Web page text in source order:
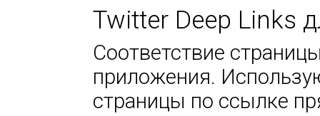
Twitter Deep Links
Соответствие
приложения.
страницы по ссылке